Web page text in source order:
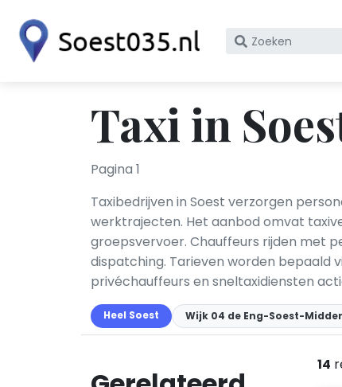
Zoek
KvK
nummer
Taxi in
Pagina 1
Taxibedrijven in Soest verzorgen
werktrajecten. Het aanbod omvat
groepsvervoer. Chauffeurs rijden met
dispatching. Tarieven worden bepaald
privéchauffeurs en sneltaxidiensten
Heel Soest Wijk 04 de Eng-Soest-
14